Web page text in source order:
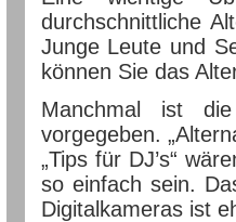
durchschnittliche
Junge Leute und
können Sie das
Manchmal ist
vorgegeben.
„Tips für DJ’s“
so einfach sein.
Digitalkameras ist